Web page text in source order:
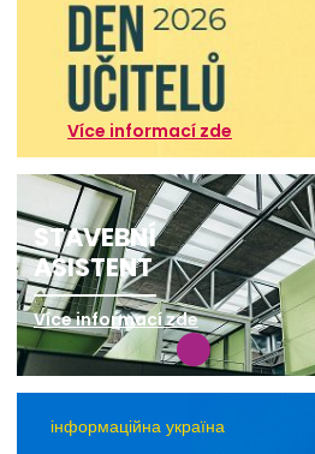
Více informací zde
STAVEBNÍ
ASISTENT
Více informací zde
інформаційна україна